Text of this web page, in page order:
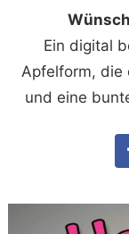
Ein digital
Apfelform, die
und eine